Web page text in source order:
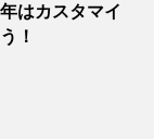
はカスタマイ
！